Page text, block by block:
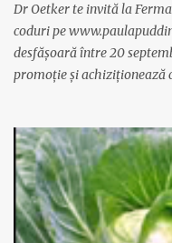
Dr Oetker te invită la
coduri pe
desfășoară între 20
promoție și achiziționează
concurs Ferma Paulei.
săptămânal tractorașul
excursie la o super-fermă
șanse de câștig.
www.paulapudding.ro.